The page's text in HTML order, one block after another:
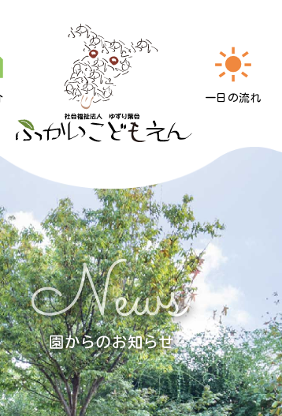
一日の流れ